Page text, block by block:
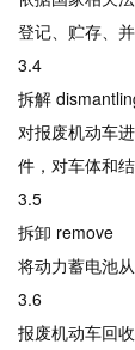
登记、贮存、
3.4
拆解
对报废机动车
件，对车体和
3.5
拆卸 remove
将动力蓄电池
3.6
报废机动车回